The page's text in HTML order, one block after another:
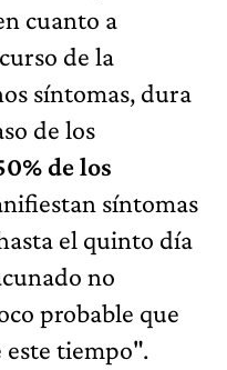
cuanto a
de la
síntomas, dura
de los
de los
síntomas
el quinto día
no
probable que
este tiempo".